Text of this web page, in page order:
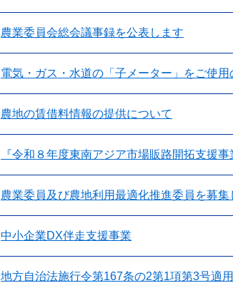
農業委員会総会議事録を公表します
電気・ガス・水道の「子メーター」をご使用
農地の賃借料情報の提供について
『令和８年度東南アジア市場販路開拓支援
農業委員及び農地利用最適化推進委員を募集
中小企業DX伴走支援事業
地方自治法施行令第167条の2第1項第3号適